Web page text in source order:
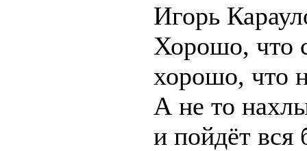
Игорь
Хорошо, что
хорошо, что
А не то
и пойдёт вся